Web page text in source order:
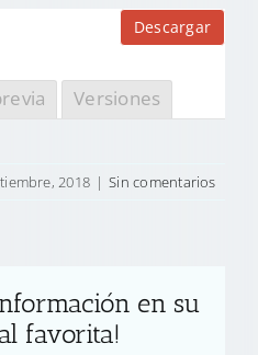
Descargar
Versiones
2018 | Sin comentarios
en su
favorita!